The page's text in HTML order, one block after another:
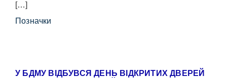
[…]
Позначки
У БДМУ ВІДБУВСЯ ДЕНЬ ВІДКРИТИХ ДВЕРЕЙ